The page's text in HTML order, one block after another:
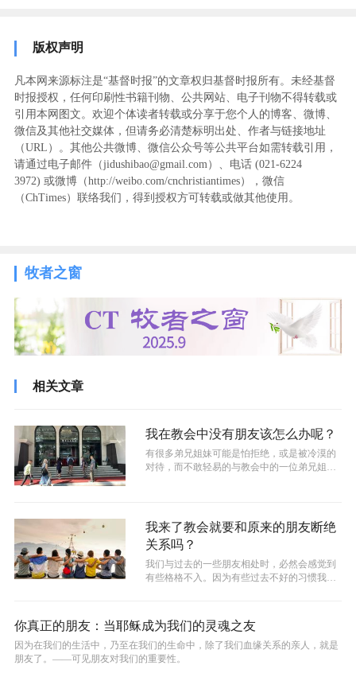
版权声明
凡本网来源标注是“基督时报”的文章权归基督时报所有。未经基督
时报授权，任何印刷性书籍刊物、公共网站、电子刊物不得转载或
引用本网图文。欢迎个体读者转载或分享于您个人的博客、微博、
微信及其他社交媒体，但请务必清楚标明出处、作者与链接地址
（URL）。其他公共微博、微信公众号等公共平台如需转载引用，
请通过电子邮件（jidushibao@gmail.com）、电话 (021-6224
3972) ‬或微博（http://weibo.com/cnchristiantimes），微信
（ChTimes）联络我们，得到授权方可转载或做其他使用。
牧者之窗
相关文章
我在教会中没有朋友该怎么办呢？
有很多弟兄姐妹可能是怕拒绝，或是被冷漠的
对待，而不敢轻易的与教会中的一位弟兄姐妹
我来了教会就要和原来的朋友断绝
关系吗？
我们与过去的一些朋友相处时，必然会感觉到
有些格格不入。因为有些过去不好的习惯我们
你真正的朋友：当耶稣成为我们的灵魂之友
因为在我们的生活中，乃至在我们的生命中，除了我们血缘关系的亲人，就是
朋友了。——可见朋友对我们的重要性。